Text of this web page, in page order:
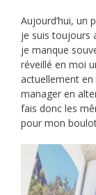
Aujourd’hui, un
je suis toujours
je manque
réveillé en moi
actuellement
manager en
fais donc les
pour mon